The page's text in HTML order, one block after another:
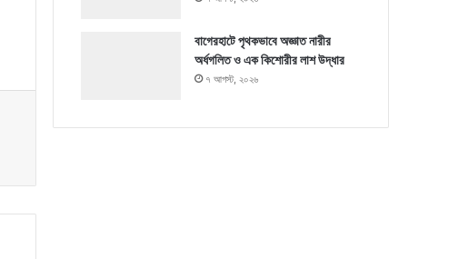
বাগেরহাটে পৃথকভাবে অজ্ঞাত নারীর
অর্ধগলিত ও এক কিশোরীর লাশ উদ্ধার
৭ আগস্ট, ২০২৬